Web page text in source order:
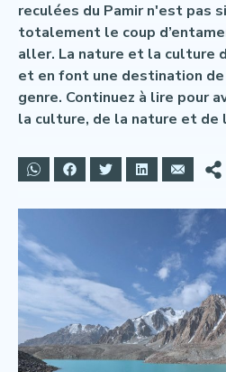
reculées du Pamir n'est pas
totalement le coup
aller. La nature et la culture
et en font une destination de
genre. Continuez à lire pour
la culture, de la nature et de